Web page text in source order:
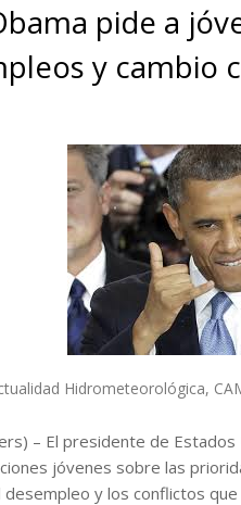
pide a
y cambio
Hidrometeorológica,
– El presidente de
jóvenes sobre las
y los conflictos